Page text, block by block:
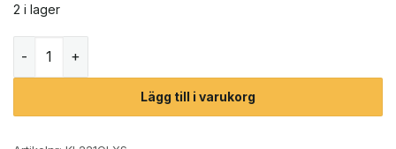
2 i lager
Lägg till i varukorg